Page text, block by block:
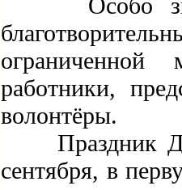
ограниченной
работники,
волонтёры.
Праздник Дня
сентября, в